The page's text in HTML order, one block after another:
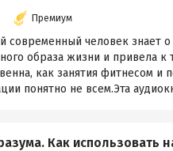
Премиум
современный человек знает
образа жизни и привела
как занятия фитнесом
понятно не всем.Эта
Как использовать